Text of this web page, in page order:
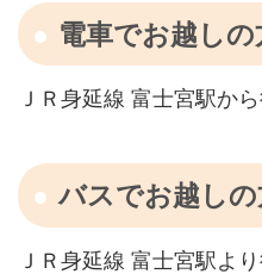
電車でお越しの
ＪＲ身延線 富士宮駅か
バスでお越しの
ＪＲ身延線 富士宮駅より